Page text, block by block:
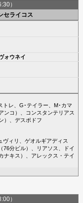
）
セライコス
ォウネイ
トレ G･テイラー
M･カマ
ンコ ）、
コンスタンテリアス
）、 デスポドフ
ヴィリ
ゲオルギアディス
（76分ビル）、 リアソス
ドイ
ナキス ）、 アレックス・テイ
）